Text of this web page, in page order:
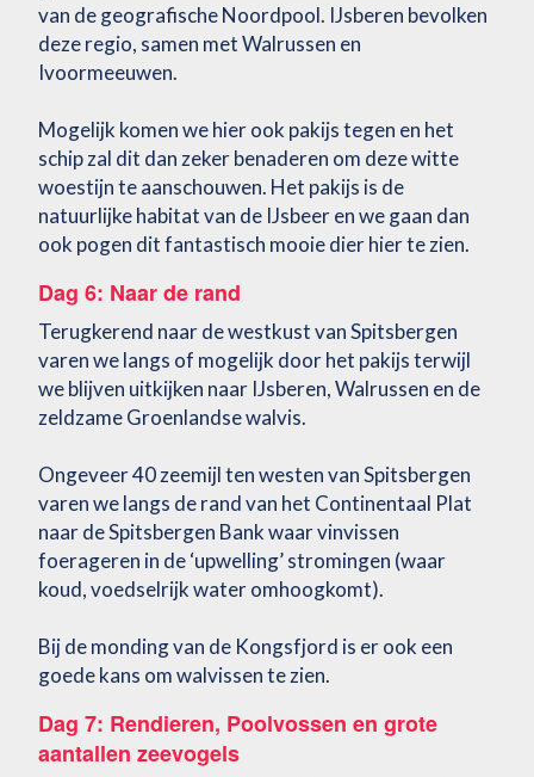
van de geografische Noordpool. IJsberen bevolken
deze regio, samen met Walrussen en
Ivoormeeuwen.
Mogelijk komen we hier ook pakijs tegen en het
schip zal dit dan zeker benaderen om deze witte
woestijn te aanschouwen. Het pakijs is de
natuurlijke habitat van de IJsbeer en we gaan dan
ook pogen dit fantastisch mooie dier hier te zien.
Dag 6: Naar de rand
Terugkerend naar de westkust van Spitsbergen
varen we langs of mogelijk door het pakijs terwijl
we blijven uitkijken naar IJsberen, Walrussen en de
zeldzame Groenlandse walvis.
Ongeveer 40 zeemijl ten westen van Spitsbergen
varen we langs de rand van het Continentaal Plat
naar de Spitsbergen Bank waar vinvissen
foerageren in de ‘upwelling’ stromingen (waar
koud, voedselrijk water omhoogkomt).
Bij de monding van de Kongsfjord is er ook een
goede kans om walvissen te zien.
Dag 7: Rendieren, Poolvossen en grote
aantallen zeevogels